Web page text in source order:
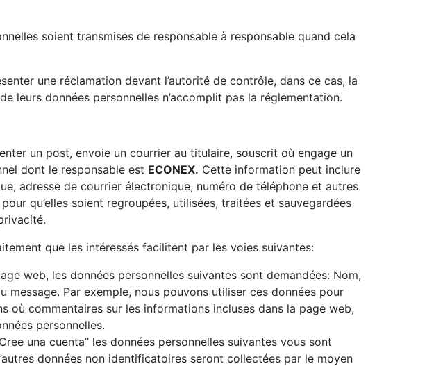
soient transmises de responsable à responsable quand cela
une réclamation devant l’autorité de contrôle, dans ce cas, la
leurs données personnelles n’accomplit pas la réglementation.
un post, envoie un courrier au titulaire, souscrit où engage un
dont le responsable est ECONEX. Cette information peut inclure
adresse de courrier électronique, numéro de téléphone et autres
qu’elles soient regroupées, utilisées, traitées et sauvegardées
que les intéressés facilitent par les voies suivantes:
web, les données personnelles suivantes sont demandées: Nom,
Par exemple, nous pouvons utiliser ces données pour
où commentaires sur les informations incluses dans la page web,
personnelles.
una cuenta” les données personnelles suivantes vous sont
données non identificatoires seront collectées par le moyen